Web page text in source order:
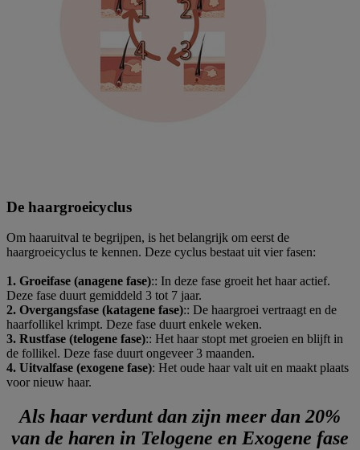
De haargroeicyclus​
Om haaruitval te begrijpen, is het belangrijk om eerst de
haargroeicyclus te kennen. Deze cyclus bestaat uit vier fasen:​
1. Groeifase (anagene fase):: In deze fase groeit het haar actief.
Deze fase duurt gemiddeld 3 tot 7 jaar.​
2. Overgangsfase (katagene fase):: De haargroei vertraagt en de
haarfollikel krimpt. Deze fase duurt enkele weken.​
3. Rustfase (telogene fase):: Het haar stopt met groeien en blijft in
de follikel. Deze fase duurt ongeveer 3 maanden.​
4. Uitvalfase (exogene fase): Het oude haar valt uit en maakt plaats
voor nieuw haar.​
Als haar verdunt dan zijn meer dan 20%
van de haren in Telogene en Exogene fase